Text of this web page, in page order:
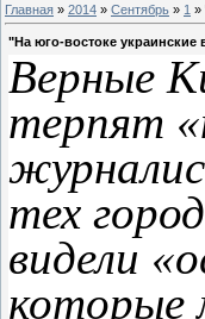
Главная » 2014 » Сентябрь » 1 »
"На юго-востоке украинские
Верные
терпят
тех
видели
которые